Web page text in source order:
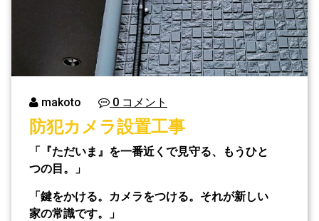
makoto 0 コメント
防犯カメラ設置工事
「『ただいま』を一番近くで見守る、もうひと
つの目。」
「鍵をかける。カメラをつける。それが新しい
家の常識です。」